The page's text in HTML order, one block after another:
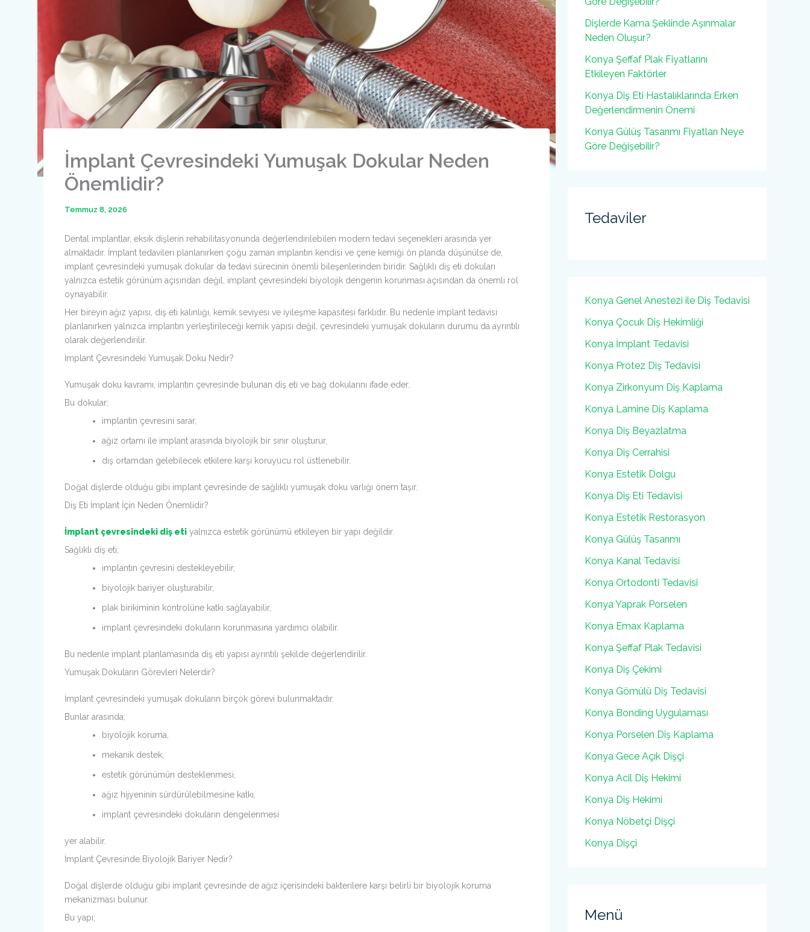
İmplant Çevresindeki Yumuşak Dokular Neden
Önemlidir?
Temmuz 8, 2026
Dental implantlar, eksik dişlerin rehabilitasyonunda değerlendirilebilen modern tedavi seçenekleri arasında yer
almaktadır. İmplant tedavileri planlanırken çoğu zaman implantın kendisi ve çene kemiği ön planda düşünülse de,
implant çevresindeki yumuşak dokular da tedavi sürecinin önemli bileşenlerinden biridir. Sağlıklı diş eti dokuları
yalnızca estetik görünüm açısından değil, implant çevresindeki biyolojik dengenin korunması açısından da önemli rol
oynayabilir.
Her bireyin ağız yapısı, diş eti kalınlığı, kemik seviyesi ve iyileşme kapasitesi farklıdır. Bu nedenle implant tedavisi
planlanırken yalnızca implantın yerleştirileceği kemik yapısı değil, çevresindeki yumuşak dokuların durumu da ayrıntılı
olarak değerlendirilir.
İmplant Çevresindeki Yumuşak Doku Nedir?
Yumuşak doku kavramı, implantın çevresinde bulunan diş eti ve bağ dokularını ifade eder.
Bu dokular;
implantın çevresini sarar,
ağız ortamı ile implant arasında biyolojik bir sınır oluşturur,
dış ortamdan gelebilecek etkilere karşı koruyucu rol üstlenebilir.
Doğal dişlerde olduğu gibi implant çevresinde de sağlıklı yumuşak doku varlığı önem taşır.
Diş Eti İmplant İçin Neden Önemlidir?
İmplant çevresindeki diş eti yalnızca estetik görünümü etkileyen bir yapı değildir.
Sağlıklı diş eti;
implantın çevresini destekleyebilir,
biyolojik bariyer oluşturabilir,
plak birikiminin kontrolüne katkı sağlayabilir,
implant çevresindeki dokuların korunmasına yardımcı olabilir.
Bu nedenle implant planlamasında diş eti yapısı ayrıntılı şekilde değerlendirilir.
Yumuşak Dokuların Görevleri Nelerdir?
İmplant çevresindeki yumuşak dokuların birçok görevi bulunmaktadır.
Bunlar arasında;
biyolojik koruma,
mekanik destek,
estetik görünümün desteklenmesi,
ağız hijyeninin sürdürülebilmesine katkı,
implant çevresindeki dokuların dengelenmesi
yer alabilir.
İmplant Çevresinde Biyolojik Bariyer Nedir?
Doğal dişlerde olduğu gibi implant çevresinde de ağız içerisindeki bakterilere karşı belirli bir biyolojik koruma
mekanizması bulunur.
Bu yapı;
Dişlerde Kama Şeklinde Aşınmalar
Neden Oluşur?
Konya Şeffaf Plak Fiyatlarını
Etkileyen Faktörler
Konya Diş Eti Hastalıklarında Erken
Değerlendirmenin Önemi
Konya Gülüş Tasarımı Fiyatları Neye
Göre Değişebilir?
Tedaviler
Konya Genel Anestezi ile Diş Tedavisi
Konya Çocuk Diş Hekimliği
Konya İmplant Tedavisi
Konya Protez Diş Tedavisi
Konya Zirkonyum Diş Kaplama
Konya Lamine Diş Kaplama
Konya Diş Beyazlatma
Konya Diş Cerrahisi
Konya Estetik Dolgu
Konya Diş Eti Tedavisi
Konya Estetik Restorasyon
Konya Gülüş Tasarımı
Konya Kanal Tedavisi
Konya Ortodonti Tedavisi
Konya Yaprak Porselen
Konya Emax Kaplama
Konya Şeffaf Plak Tedavisi
Konya Diş Çekimi
Konya Gömülü Diş Tedavisi
Konya Bonding Uygulaması
Konya Porselen Diş Kaplama
Konya Gece Açık Dişçi
Konya Acil Diş Hekimi
Konya Diş Hekimi
Konya Nöbetçi Dişçi
Konya Dişçi
Menü